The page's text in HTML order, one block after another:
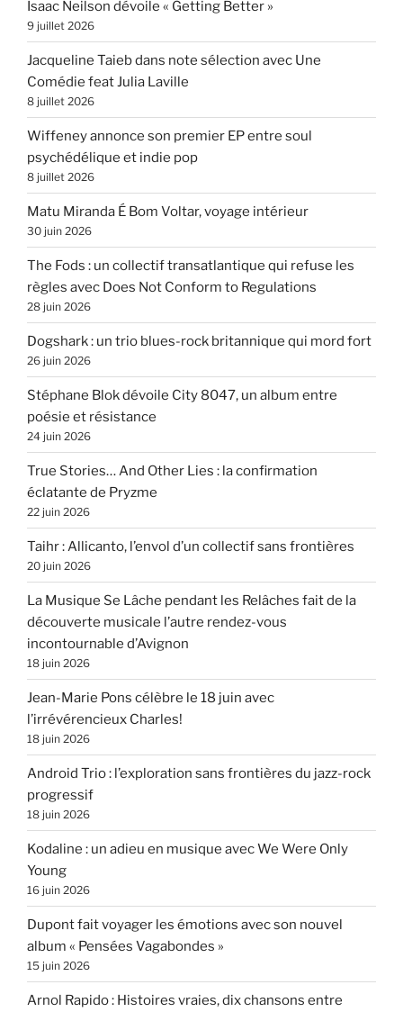
Isaac Neilson dévoile « Getting Better »
9 juillet 2026
Jacqueline Taieb dans note sélection avec Une
Comédie feat Julia Laville
8 juillet 2026
Wiffeney annonce son premier EP entre soul
psychédélique et indie pop
8 juillet 2026
Matu Miranda É Bom Voltar, voyage intérieur
30 juin 2026
The Fods : un collectif transatlantique qui refuse les
règles avec Does Not Conform to Regulations
28 juin 2026
Dogshark : un trio blues-rock britannique qui mord fort
26 juin 2026
Stéphane Blok dévoile City 8047, un album entre
poésie et résistance
24 juin 2026
True Stories… And Other Lies : la confirmation
éclatante de Pryzme
22 juin 2026
Taihr : Allicanto, l’envol d’un collectif sans frontières
20 juin 2026
La Musique Se Lâche pendant les Relâches fait de la
découverte musicale l’autre rendez-vous
incontournable d’Avignon
18 juin 2026
Jean-Marie Pons célèbre le 18 juin avec
l’irrévérencieux Charles!
18 juin 2026
Android Trio : l’exploration sans frontières du jazz-rock
progressif
18 juin 2026
Kodaline : un adieu en musique avec We Were Only
Young
16 juin 2026
Dupont fait voyager les émotions avec son nouvel
album « Pensées Vagabondes »
15 juin 2026
Arnol Rapido : Histoires vraies, dix chansons entre